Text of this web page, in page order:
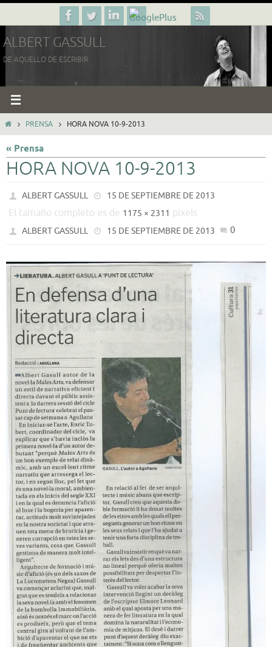
al
contenido
ALBERT GASSULL
DE AQUELLO DE ESCRIBIR.
INICIOPRENSA HORA NOVA 10-9-2013
« Prensa
HORA NOVA 10-9-2013
ALBERT GASSULL 15 DE SEPTIEMBRE DE 2013
El tamaño completo es de 1175 × 2311 pixels
ALBERT GASSULL 15 DE SEPTIEMBRE DE 2013 0